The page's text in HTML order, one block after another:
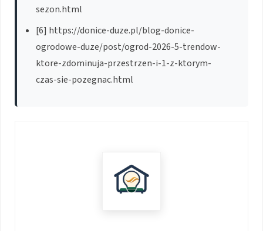
sezon.html
[6] https://donice-duze.pl/blog-donice-
ogrodowe-duze/post/ogrod-2026-5-trendow-
ktore-zdominuja-przestrzen-i-1-z-ktorym-
czas-sie-pozegnac.html